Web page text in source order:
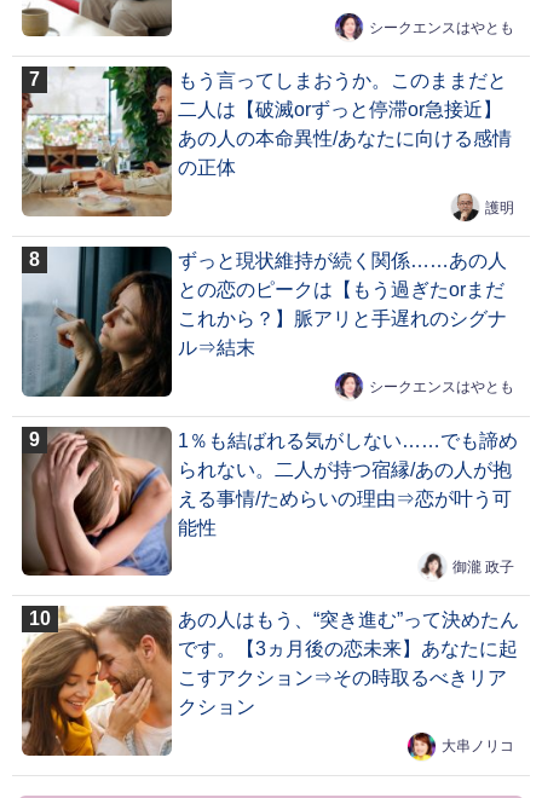
シークエンスはやとも
もう言ってしまおうか。このままだと
二人は【破滅orずっと停滞or急接近】
あの人の本命異性/あなたに向ける感情
の正体
護明
ずっと現状維持が続く関係……あの人
との恋のピークは【もう過ぎたorまだ
これから？】脈アリと手遅れのシグナ
ル⇒結末
シークエンスはやとも
1％も結ばれる気がしない……でも諦め
られない。二人が持つ宿縁/あの人が抱
える事情/ためらいの理由⇒恋が叶う可
能性
御瀧 政子
あの人はもう、“突き進む”って決めたん
です。【3ヵ月後の恋未来】あなたに起
こすアクション⇒その時取るべきリア
クション
大串ノリコ